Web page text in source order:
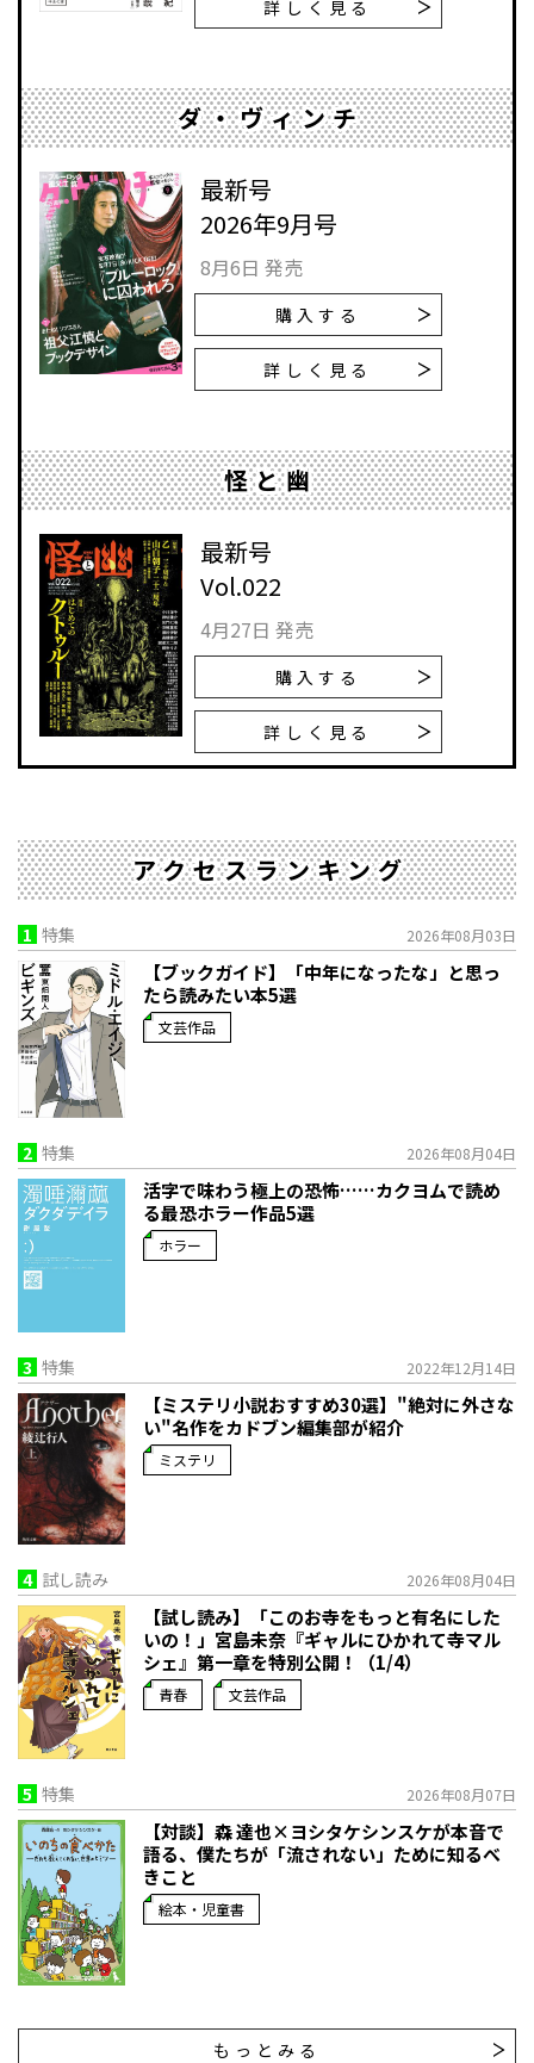
詳しく見る
ダ・ヴィンチ
最新号
2026年9月号
8月6日 発売
購入する
詳しく見る
怪と幽
最新号
Vol.022
4月27日 発売
購入する
詳しく見る
アクセスランキング
1 特集 2026年08月03日
【ブックガイド】「中年になったな」と思っ
たら読みたい本5選
文芸作品
2 特集 2026年08月04日
活字で味わう極上の恐怖……カクヨムで読め
る最恐ホラー作品5選
ホラー
3 特集 2022年12月14日
【ミステリ小説おすすめ30選】"絶対に外さな
い"名作をカドブン編集部が紹介
ミステリ
4 試し読み 2026年08月04日
【試し読み】「このお寺をもっと有名にした
いの！」宮島未奈『ギャルにひかれて寺マル
シェ』第一章を特別公開！（1/4）
青春 文芸作品
5 特集 2026年08月07日
【対談】森 達也×ヨシタケシンスケが本音で
語る、僕たちが「流されない」ために知るべ
きこと
絵本・児童書
もっとみる